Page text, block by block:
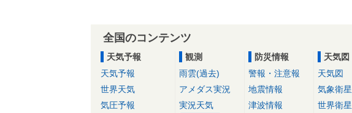
全国のコンテンツ
天気予報
天気予報
世界天気
気圧予報
観測
雨雲(過去)
アメダス実況
実況天気
防災情報
警報・注意報
地震情報
津波情報
天気図
天気図
気象衛星
世界衛星